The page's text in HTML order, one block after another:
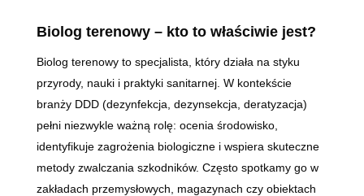
Biolog terenowy – kto to właściwie jest?
Biolog terenowy to specjalista, który działa na styku
przyrody, nauki i praktyki sanitarnej. W kontekście
branży DDD (dezynfekcja, dezynsekcja, deratyzacja)
pełni niezwykle ważną rolę: ocenia środowisko,
identyfikuje zagrożenia biologiczne i wspiera skuteczne
metody zwalczania szkodników. Często spotkamy go w
zakładach przemysłowych, magazynach czy obiektach